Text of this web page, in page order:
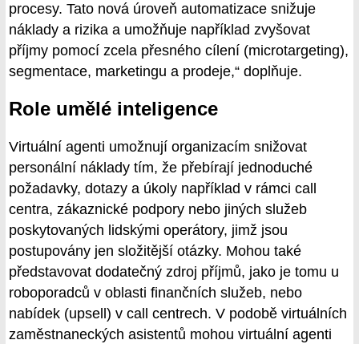
procesy. Tato nová úroveň automatizace snižuje
náklady a rizika a umožňuje například zvyšovat
příjmy pomocí zcela přesného cílení (microtargeting),
segmentace, marketingu a prodeje,“ doplňuje.
Role umělé inteligence
Virtuální agenti umožnují organizacím snižovat
personální náklady tím, že přebírají jednoduché
požadavky, dotazy a úkoly například v rámci call
centra, zákaznické podpory nebo jiných služeb
poskytovaných lidskými operátory, jimž jsou
postupovány jen složitější otázky. Mohou také
představovat dodatečný zdroj příjmů, jako je tomu u
roboporadců v oblasti finančních služeb, nebo
nabídek (upsell) v call centrech. V podobě virtuálních
zaměstnaneckých asistentů mohou virtuální agenti